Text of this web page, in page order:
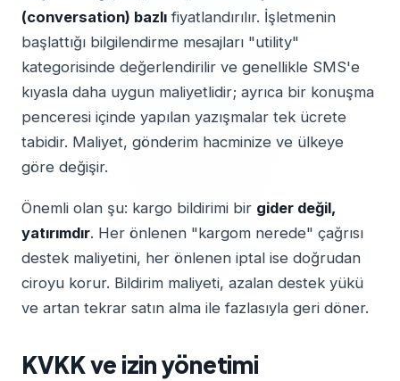
(conversation) bazlı fiyatlandırılır. İşletmenin
başlattığı bilgilendirme mesajları "utility"
kategorisinde değerlendirilir ve genellikle SMS'e
kıyasla daha uygun maliyetlidir; ayrıca bir konuşma
penceresi içinde yapılan yazışmalar tek ücrete
tabidir. Maliyet, gönderim hacminize ve ülkeye
göre değişir.
Önemli olan şu: kargo bildirimi bir gider değil,
yatırımdır. Her önlenen "kargom nerede" çağrısı
destek maliyetini, her önlenen iptal ise doğrudan
ciroyu korur. Bildirim maliyeti, azalan destek yükü
ve artan tekrar satın alma ile fazlasıyla geri döner.
KVKK ve izin yönetimi